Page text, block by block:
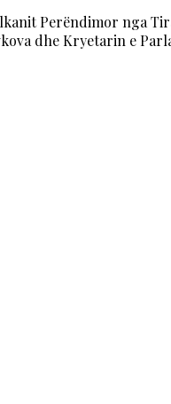
Perëndimor nga
dhe Kryetarin e